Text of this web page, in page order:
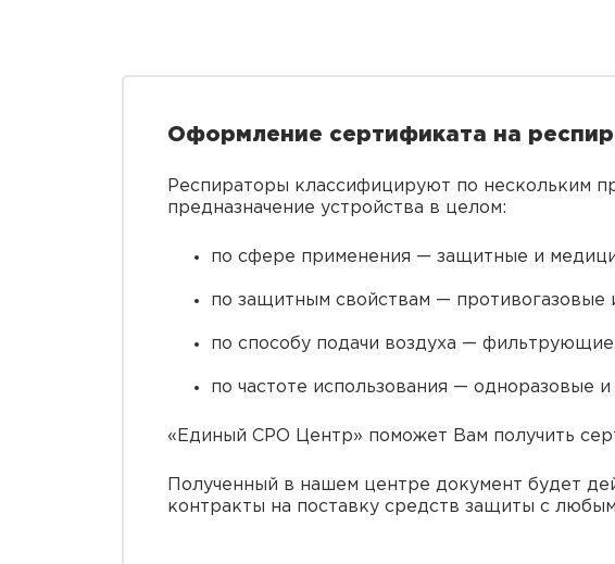
Оформление сертификата на
Респираторы классифицируют по нескольким
предназначение устройства в целом:
по сфере применения — защитные и
по защитным свойствам — противогазовые
по способу подачи воздуха —
по частоте использования — одноразовые
«Единый СРО Центр» поможет Вам получить
Полученный в нашем центре документ будет
контракты на поставку средств защиты с